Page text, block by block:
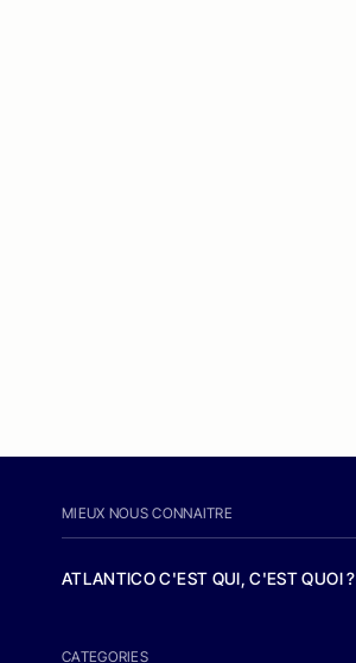
MIEUX NOUS CONNAITRE
ATLANTICO C'EST QUI, C'EST QUOI ?
CATEGORIES